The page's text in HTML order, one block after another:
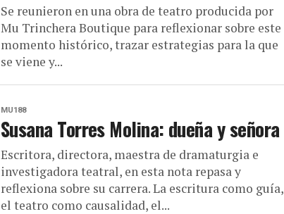
Se reunieron en una obra de teatro producida por
Mu Trinchera Boutique para reflexionar sobre este
momento histórico, trazar estrategias para la que
se viene y...
MU188
Susana Torres Molina: dueña y señora
Escritora, directora, maestra de dramaturgia e
investigadora teatral, en esta nota repasa y
reflexiona sobre su carrera. La escritura como guía,
el teatro como causalidad, el...